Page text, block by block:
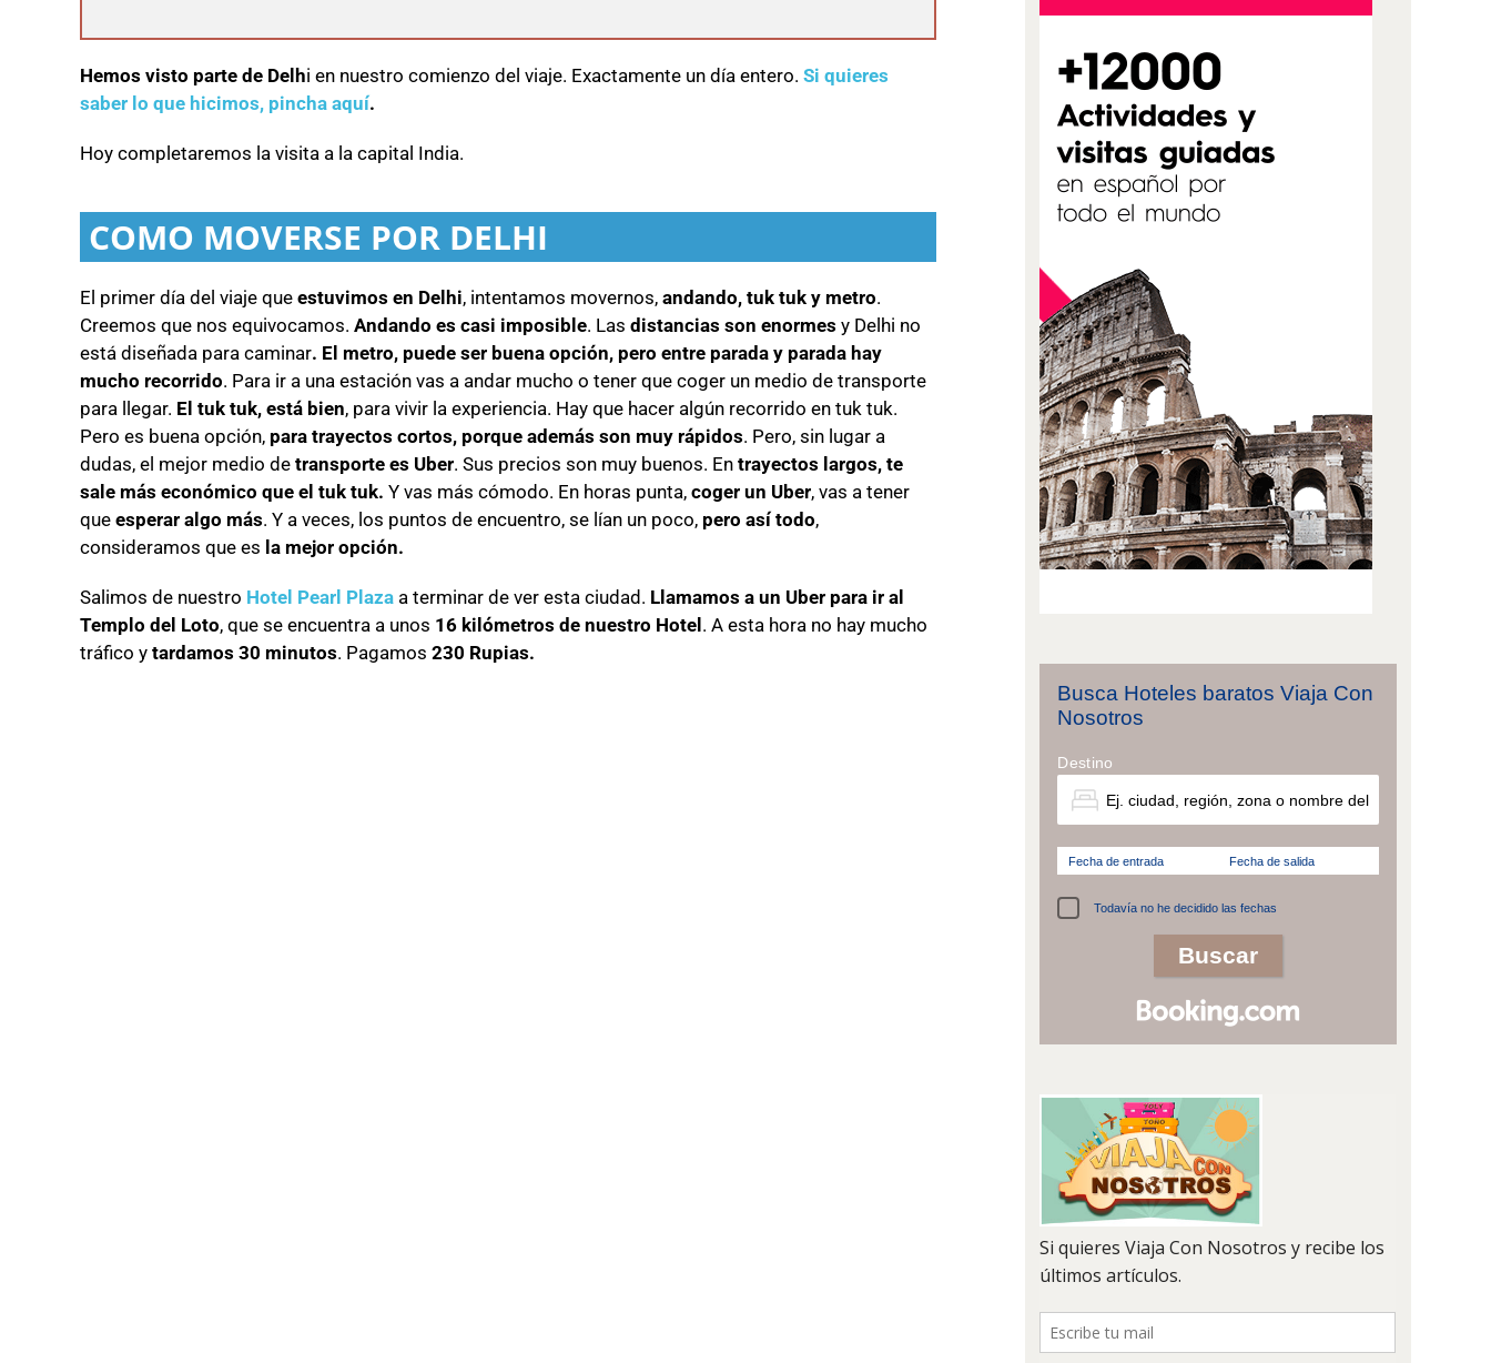
Hemos visto parte de Delhi en nuestro comienzo del viaje. Exactamente un día entero. Si quieres
saber lo que hicimos, pincha aquí.
Hoy completaremos la visita a la capital India.
COMO MOVERSE POR DELHI
El primer día del viaje que estuvimos en Delhi, intentamos movernos, andando, tuk tuk y metro.
Creemos que nos equivocamos. Andando es casi imposible. Las distancias son enormes y Delhi no
está diseñada para caminar. El metro, puede ser buena opción, pero entre parada y parada hay
mucho recorrido. Para ir a una estación vas a andar mucho o tener que coger un medio de transporte
para llegar. El tuk tuk, está bien, para vivir la experiencia. Hay que hacer algún recorrido en tuk tuk.
Pero es buena opción, para trayectos cortos, porque además son muy rápidos. Pero, sin lugar a
dudas, el mejor medio de transporte es Uber. Sus precios son muy buenos. En trayectos largos, te
sale más económico que el tuk tuk. Y vas más cómodo. En horas punta, coger un Uber, vas a tener
que esperar algo más. Y a veces, los puntos de encuentro, se lían un poco, pero así todo,
consideramos que es la mejor opción.
Salimos de nuestro Hotel Pearl Plaza a terminar de ver esta ciudad. Llamamos a un Uber para ir al
Templo del Loto, que se encuentra a unos 16 kilómetros de nuestro Hotel . A esta hora no hay mucho
tráfico y tardamos 30 minutos. Pagamos 230 Rupias.
Busca Hoteles baratos Viaja Con
Nosotros
Destino
Fecha de entrada Fecha de salida
Todavía no he decidido las fechas